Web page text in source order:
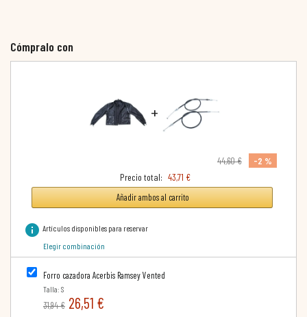
Cómpralo con
+
44,60 €
-2 %
Precio total: 43,71 €
Añadir ambos al carrito
info Artículos disponibles para reservar
Elegir combinación
Forro cazadora Acerbis Ramsey Vented
Talla: S
31,94 € 26,51 €